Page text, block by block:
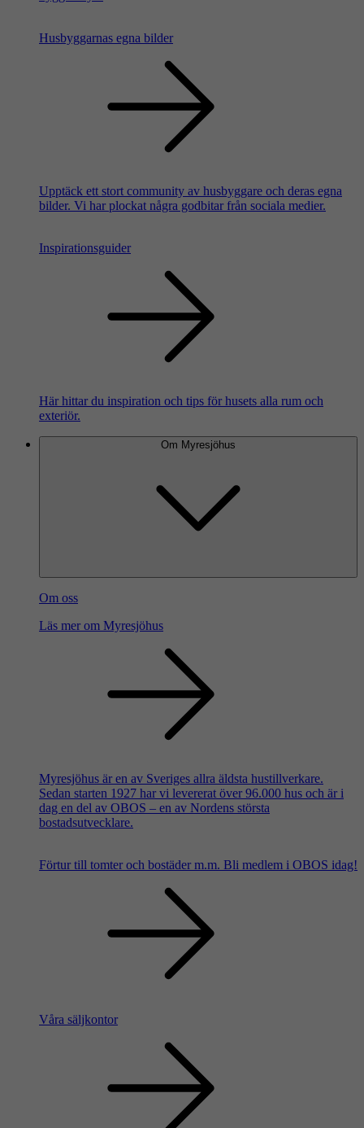
Husbyggarnas egna bilder
Upptäck ett stort community av husbyggare och deras egna
bilder. Vi har plockat några godbitar från sociala medier.
Inspirationsguider
Här hittar du inspiration och tips för husets alla rum och
exteriör.
Om Myresjöhus
Om oss
Läs mer om Myresjöhus
Myresjöhus är en av Sveriges allra äldsta hustillverkare.
Sedan starten 1927 har vi levererat över 96.000 hus och är i
dag en del av OBOS – en av Nordens största
bostadsutvecklare.
Förtur till tomter och bostäder m.m. Bli medlem i OBOS idag!
Våra säljkontor